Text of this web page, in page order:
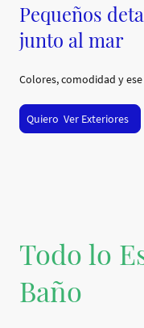
Pequeños
junto al mar
Colores, comodidad y
Quiero Ver Exteriores
Todo lo
Baño